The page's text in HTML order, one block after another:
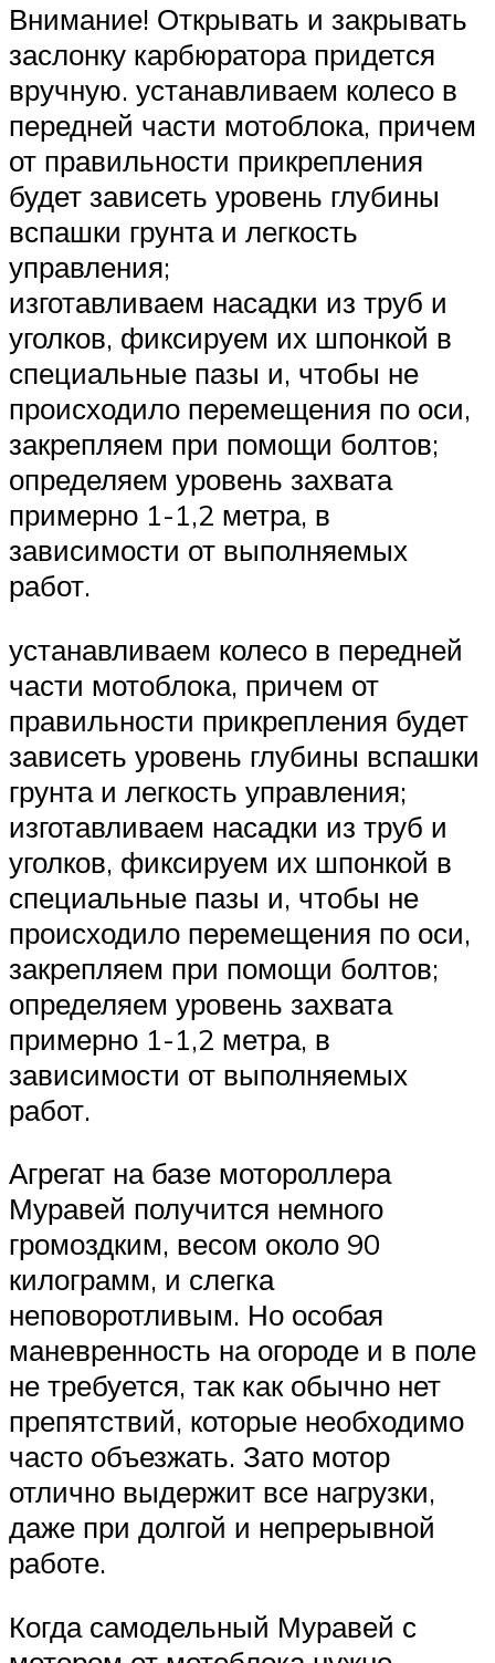
Внимание! Открывать и закрывать
заслонку карбюратора придется
вручную. устанавливаем колесо в
передней части мотоблока, причем
от правильности прикрепления
будет зависеть уровень глубины
вспашки грунта и легкость
управления;
изготавливаем насадки из труб и
уголков, фиксируем их шпонкой в
специальные пазы и, чтобы не
происходило перемещения по оси,
закрепляем при помощи болтов;
определяем уровень захвата
примерно 1-1,2 метра, в
зависимости от выполняемых
работ.
устанавливаем колесо в передней
части мотоблока, причем от
правильности прикрепления будет
зависеть уровень глубины вспашки
грунта и легкость управления;
изготавливаем насадки из труб и
уголков, фиксируем их шпонкой в
специальные пазы и, чтобы не
происходило перемещения по оси,
закрепляем при помощи болтов;
определяем уровень захвата
примерно 1-1,2 метра, в
зависимости от выполняемых
работ.
Агрегат на базе мотороллера
Муравей получится немного
громоздким, весом около 90
килограмм, и слегка
неповоротливым. Но особая
маневренность на огороде и в поле
не требуется, так как обычно нет
препятствий, которые необходимо
часто объезжать. Зато мотор
отлично выдержит все нагрузки,
даже при долгой и непрерывной
работе.
Когда самодельный Муравей с